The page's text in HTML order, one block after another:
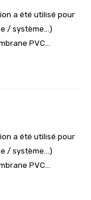
a été utilisé pour
/ système…)
PVC…
a été utilisé pour
/ système…)
PVC…